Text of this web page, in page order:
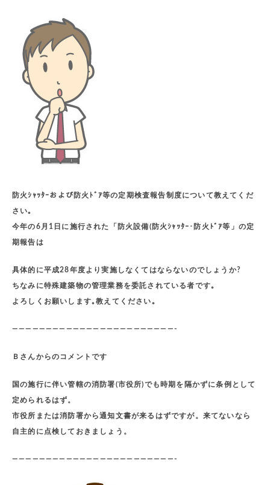
防火ｼｬｯﾀｰおよび防火ﾄﾞｱ等の定期検査報告制度について教えてくだ
さい｡
今年の6月1日に施行された「防火設備(防火ｼｬｯﾀｰ･防火ﾄﾞｱ等」の定
期報告は
具体的に平成28年度より実施しなくてはならないのでしょうか?
ちなみに特殊建築物の管理業務を委託されている者です｡
よろしくお願いします｡教えてください｡
————————————————————————-
Ｂさんからのコメントです
国の施行に伴い管轄の消防署(市役所)でも時期を隔かずに条例として
定められるはず。
市役所または消防署から通知文書が来るはずですが。来てないなら
自主的に点検しておきましょう。
————————————————————————-